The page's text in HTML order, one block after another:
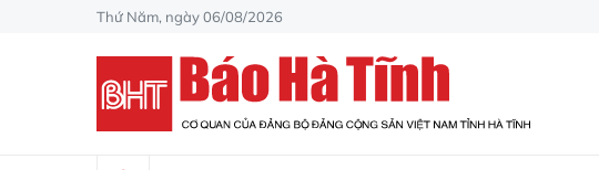
Thứ Năm, ngày 06/08/2026